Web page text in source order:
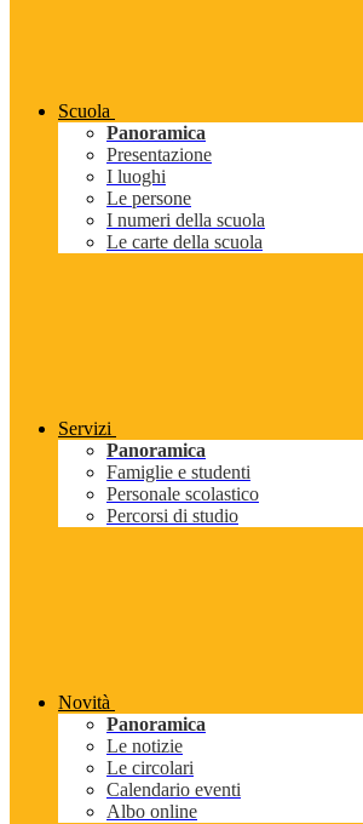
Scuola
Panoramica
Presentazione
I luoghi
Le persone
I numeri della scuola
Le carte della scuola
Servizi
Panoramica
Famiglie e studenti
Personale scolastico
Percorsi di studio
Novità
Panoramica
Le notizie
Le circolari
Calendario eventi
Albo online